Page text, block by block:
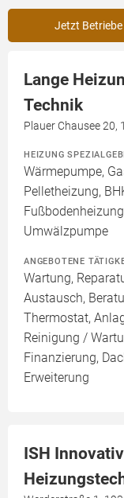
Jetzt Betriebe
Lange
Technik
Plauer Chausee
HEIZUNG
Wärmepumpe,
Pelletheizung,
Umwälzpumpe
ANGEBOTENE
Wartung,
Austausch,
Thermostat,
Reinigung /
Finanzierung,
Erweiterung
ISH